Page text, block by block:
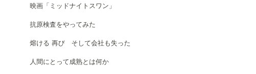
映画「ミッドナイトスワン」
抗原検査をやってみた
熔ける 再び そして会社も失った
人間にとって成熟とは何か